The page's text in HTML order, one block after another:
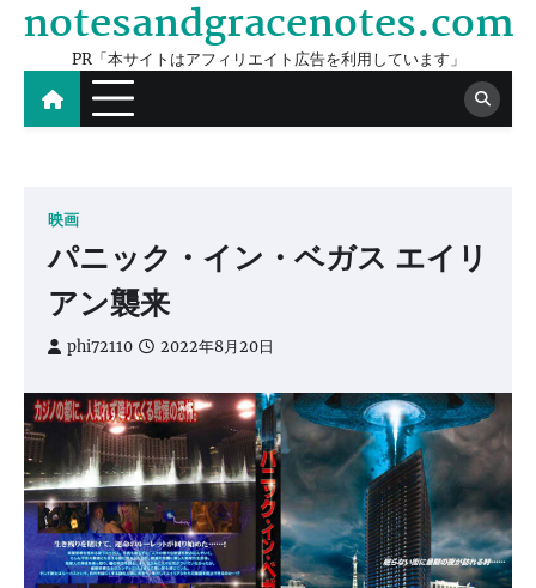
Skip
content
notesandgracenotes.com
PR「本サイトはアフィリエイト広告を利用しています」
映画
パニック・イン・ベガス エイリ
アン襲来
phi72110 2022年8月20日